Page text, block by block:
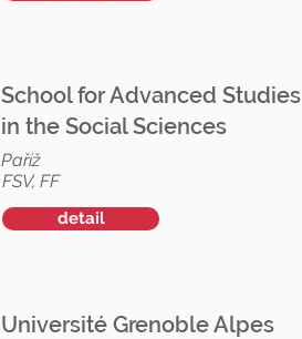
School for Advanced Studies
in the Social Sciences
Paříž
FSV, FF
detail
Université Grenoble Alpes